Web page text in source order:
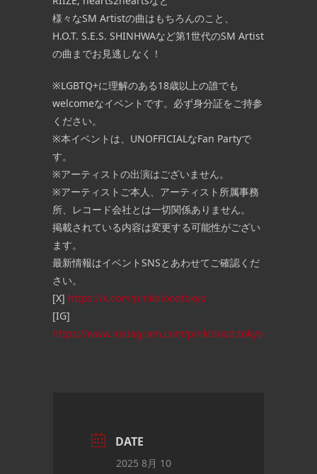
様々なSM Artistの曲はもちろんのこと、
H.O.T. S.E.S. SHINHWAなど第1世代のSM Artist
の曲までお見逃しなく！
※LGBTQ+に理解のある18歳以上の誰でも
welcomeなイベントです。必ず身分証をご持参
ください。
※本イベントは、UNOFFICIALなFan Partyで
す。
※アーティストの出演はございません。
※アーティストご本人、アーティスト所属事務
所、レコード会社とは一切関係ありません。
掲載されている内容は変更する可能性がござい
ます。
最新情報はイベントSNSとあわせてご確認くだ
さい。
[X] https://x.com/pinkbloodtokyo
[IG]
https://www.instagram.com/pinkblood.tokyo
DATE
2025 8月 10